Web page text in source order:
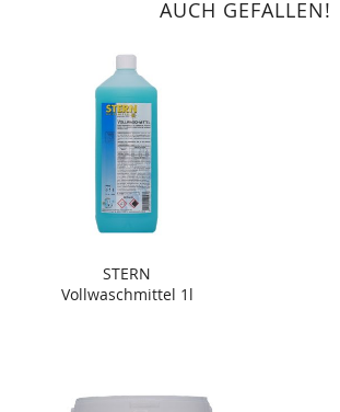
AUCH GEFALLEN!
STERN
Vollwaschmittel 1l